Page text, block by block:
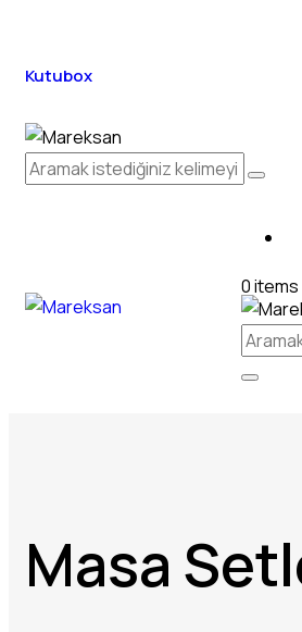
Kutubox
0 items
Masa